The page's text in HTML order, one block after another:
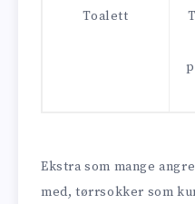
Toalett
Ekstra som mange
med, tørrsokker som